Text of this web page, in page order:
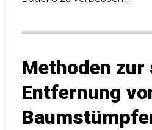
Methoden zur
Entfernung